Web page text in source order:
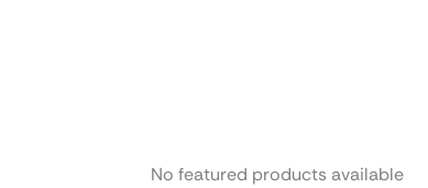
No featured products available